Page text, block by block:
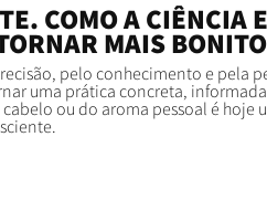
COMO A CIÊNCIA
MAIS
pelo conhecimento e pela
uma prática concreta,
ou do aroma pessoal é hoje